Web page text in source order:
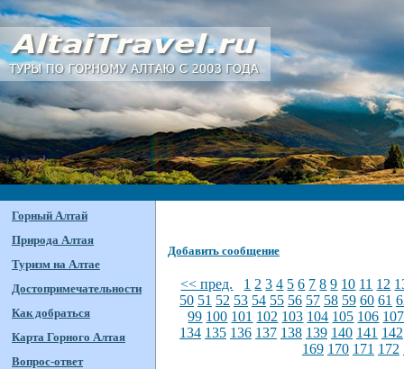
Горный Алтай
Природа Алтая
Туризм на Алтае
Достопримечательности
Как добраться
Карта Горного Алтая
Вопрос-ответ
Добавить сообщение
<< пред. 1 2 3 4 5 6 7 8 9 10 11 12
50 51 52 53 54 55 56 57 58 59 60 61
99 100 101 102 103 104 105 106 107
134 135 136 137 138 139 140 141 142
169 170 171 172